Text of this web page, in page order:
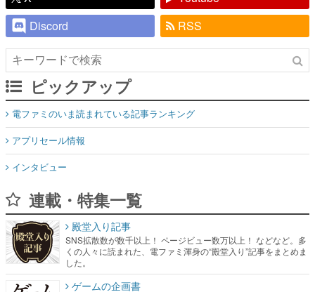
Discord
RSS
ピックアップ
電ファミのいま読まれている記事ランキング
アプリセール情報
インタビュー
連載・特集一覧
殿堂入り記事
SNS拡散数が数千以上！ ページビュー数万以上！ などなど。多
くの人々に読まれた、電ファミ渾身の“殿堂入り”記事をまとめま
した。
ゲームの企画書